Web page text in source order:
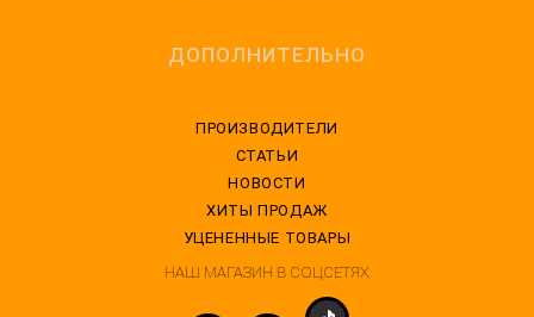
ДОПОЛНИТЕЛЬНО
ПРОИЗВОДИТЕЛИ
СТАТЬИ
НОВОСТИ
ХИТЫ ПРОДАЖ
УЦЕНЕННЫЕ ТОВАРЫ
НАШ МАГАЗИН В СОЦСЕТЯХ